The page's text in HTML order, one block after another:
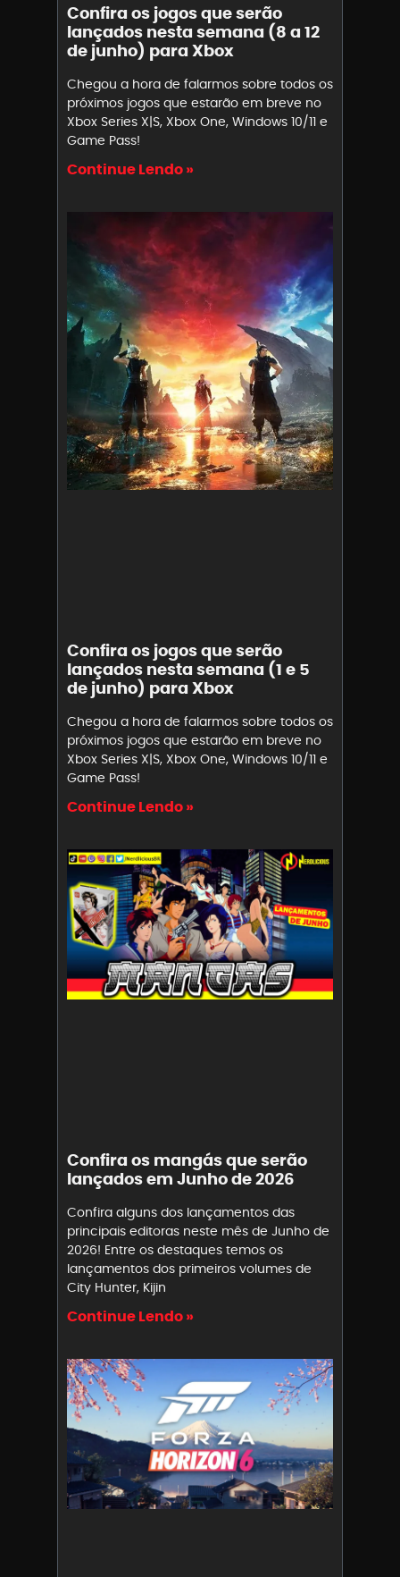
Confira os jogos que serão
lançados nesta semana (8 a 12
de junho) para Xbox
Chegou a hora de falarmos sobre todos os
próximos jogos que estarão em breve no
Xbox Series X|S, Xbox One, Windows 10/11 e
Game Pass!
Continue Lendo »
Confira os jogos que serão
lançados nesta semana (1 e 5
de junho) para Xbox
Chegou a hora de falarmos sobre todos os
próximos jogos que estarão em breve no
Xbox Series X|S, Xbox One, Windows 10/11 e
Game Pass!
Continue Lendo »
Confira os mangás que serão
lançados em Junho de 2026
Confira alguns dos lançamentos das
principais editoras neste mês de Junho de
2026! Entre os destaques temos os
lançamentos dos primeiros volumes de
City Hunter, Kijin
Continue Lendo »